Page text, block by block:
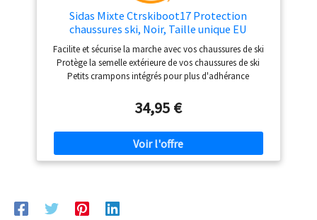
Sidas Mixte Ctrskiboot17 Protection
chaussures ski, Noir, Taille unique EU
Facilite et sécurise la marche avec vos chaussures de ski
Protège la semelle extérieure de vos chaussures de ski
Petits crampons intégrés pour plus d'adhérance
Taille unique
34,95 €